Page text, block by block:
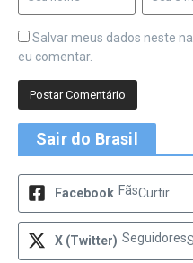
Salvar meus dados neste
eu comentar.
Sair do Brasil
Facebook FãsCurtir
X (Twitter) Seguidores